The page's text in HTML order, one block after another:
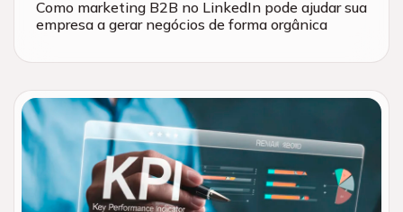
Como marketing B2B no LinkedIn pode ajudar sua
empresa a gerar negócios de forma orgânica